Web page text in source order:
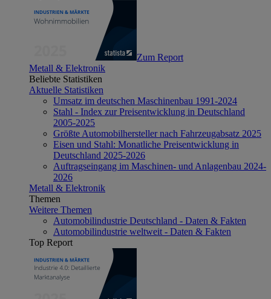
Zum Report
Metall & Elektronik
Beliebte Statistiken
Aktuelle Statistiken
Umsatz im deutschen Maschinenbau 1991-2024
Stahl - Index zur Preisentwicklung in Deutschland
2005-2025
Größte Automobilhersteller nach Fahrzeugabsatz 2025
Eisen und Stahl: Monatliche Preisentwicklung in
Deutschland 2025-2026
Auftragseingang im Maschinen- und Anlagenbau 2024-
2026
Metall & Elektronik
Themen
Weitere Themen
Automobilindustrie Deutschland - Daten & Fakten
Automobilindustrie weltweit - Daten & Fakten
Top Report